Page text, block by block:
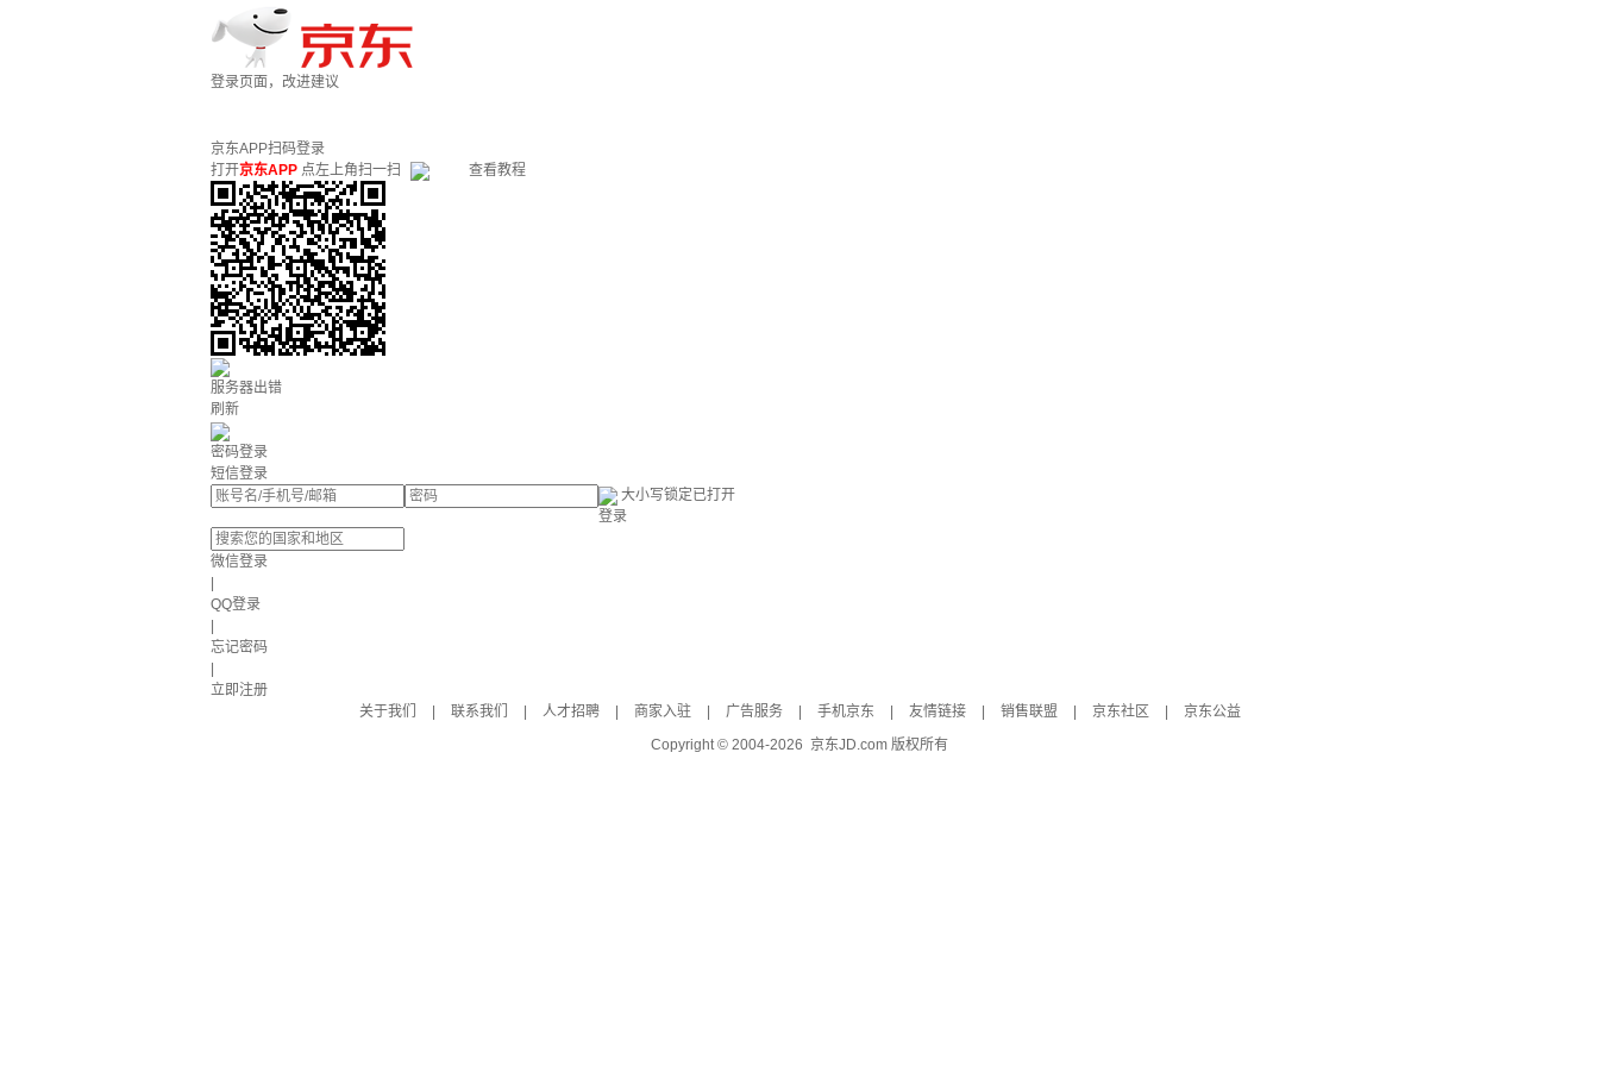
登录页面，改进建议
京东APP扫码登录
打开京东APP 点左上角扫一扫 查看教程
服务器出错
刷新
密码登录
短信登录
大小写锁定已打开
登录
微信登录
QQ登录
忘记密码
立即注册
关于我们
联系我们 人才招聘 商家入驻 广告服务 手机京东 友情链接 销售联盟 京东社区
京东公益
Copyright © 2004-2026 京东JD.com 版权所有